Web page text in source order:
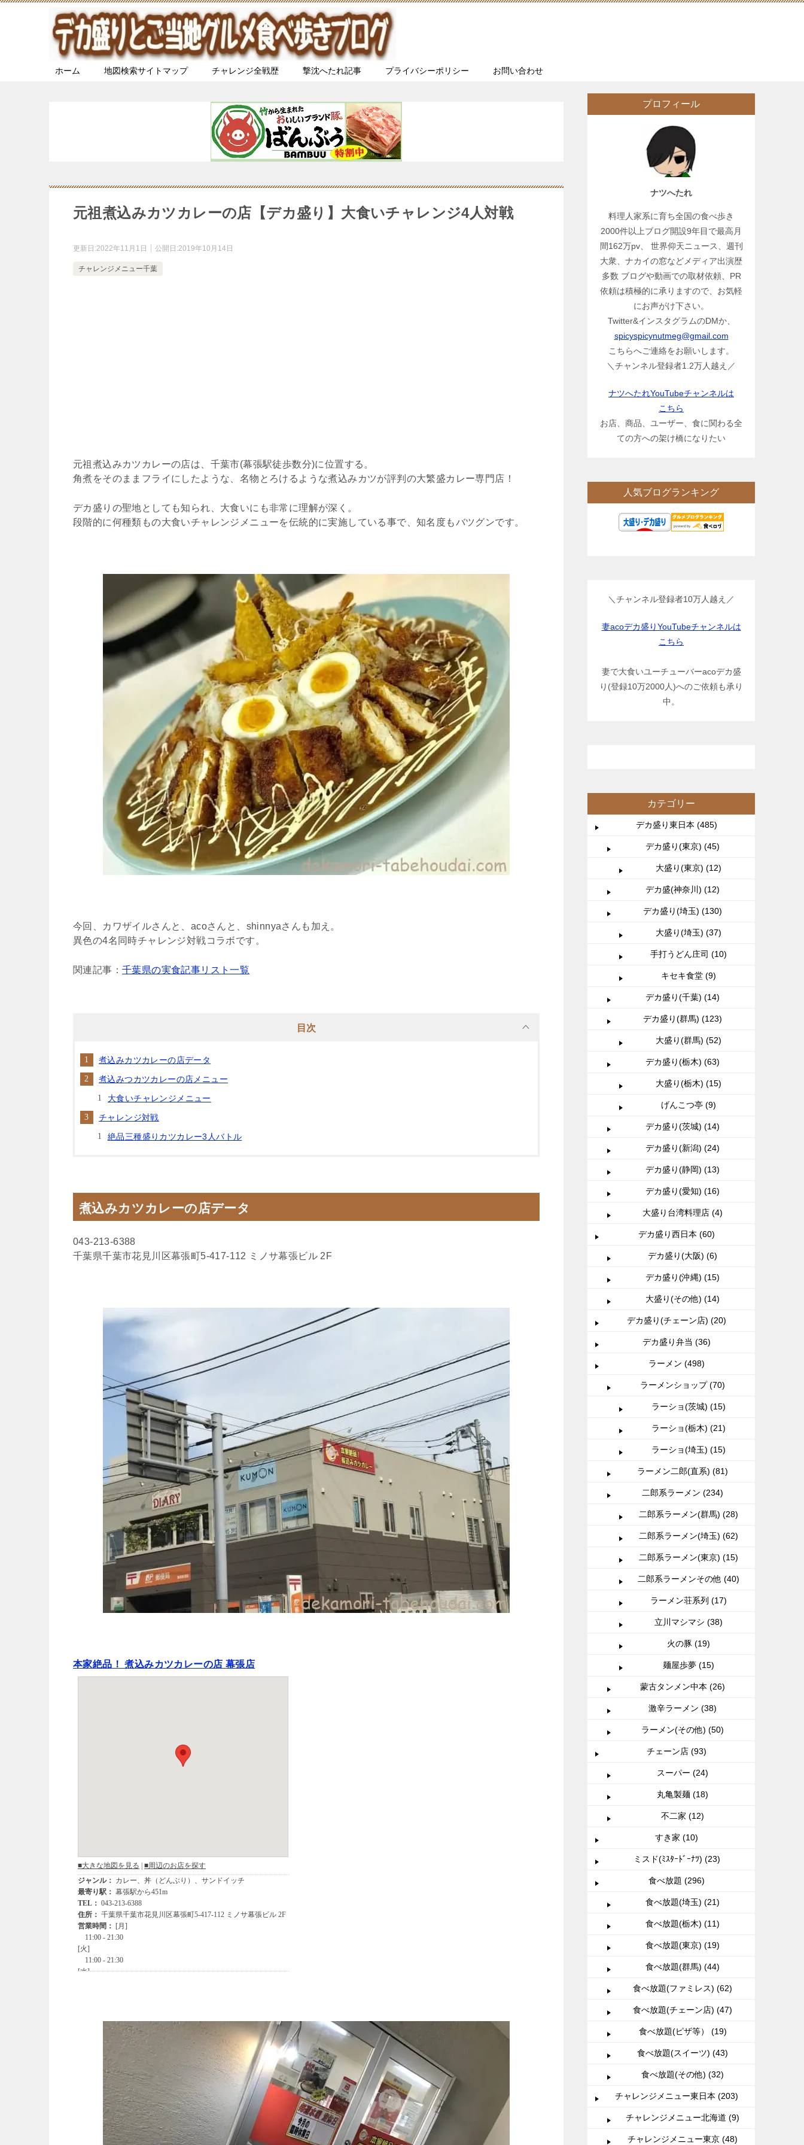
ホーム 地図検索サイトマップ チャレンジ全戦歴 撃沈へたれ記事 プライバシーポリシー お問い合わせ
元祖煮込みカツカレーの店【デカ盛り】大食いチャレンジ4人対戦
更新日:2022年11月1日 公開日:2019年10月14日
チャレンジメニュー千葉
元祖煮込みカツカレーの店は、千葉市(幕張駅徒歩数分)に位置する。
角煮をそのままフライにしたような、名物とろけるような煮込みカツが評判の大繁盛カレー専門店！
デカ盛りの聖地としても知られ、大食いにも非常に理解が深く。
段階的に何種類もの大食いチャレンジメニューを伝統的に実施している事で、知名度もバツグンです。
今回、カワザイルさんと、acoさんと、shinnyaさんも加え。
異色の4名同時チャレンジ対戦コラボです。
関連記事： 千葉県の実食記事リスト一覧
目次
煮込みカツカレーの店データ
煮込みつカツカレーの店メニュー
大食いチャレンジメニュー
チャレンジ対戦
絶品三種盛りカツカレー3人バトル
煮込みカツカレーの店データ
043-213-6388
千葉県千葉市花見川区幕張町5-417-112 ミノサ幕張ビル 2F
本家絶品！ 煮込みカツカレーの店 幕張店
プロフィール
ナツへたれ
料理人家系に育ち全国の食べ歩き
2000件以上ブログ開設9年目で最高月
間162万pv、 世界仰天ニュース、週刊
大衆、ナカイの窓などメディア出演歴
多数 ブログや動画での取材依頼、PR
依頼は積極的に承りますので、お気軽
にお声がけ下さい。
Twitter&インスタグラムのDMか、
spicyspicynutmeg@gmail.com
こちらへご連絡をお願いします。
＼チャンネル登録者1.2万人越え／
ナツへたれYouTubeチャンネルは
こちら
お店、商品、ユーザー、食に関わる全
ての方への架け橋になりたい
人気ブログランキング
＼チャンネル登録者10万人越え／
妻acoデカ盛りYouTubeチャンネルは
こちら
妻で大食いユーチューバーacoデカ盛
り(登録10万2000人)へのご依頼も承り
中。
カテゴリー
デカ盛り東日本 (485)
デカ盛り(東京) (45)
大盛り(東京) (12)
デカ盛(神奈川) (12)
デカ盛り(埼玉) (130)
大盛り(埼玉) (37)
手打うどん庄司 (10)
キセキ食堂 (9)
デカ盛り(千葉) (14)
デカ盛り(群馬) (123)
大盛り(群馬) (52)
デカ盛り(栃木) (63)
大盛り(栃木) (15)
げんこつ亭 (9)
デカ盛り(茨城) (14)
デカ盛り(新潟) (24)
デカ盛り(静岡) (13)
デカ盛り(愛知) (16)
大盛り台湾料理店 (4)
デカ盛り西日本 (60)
デカ盛り(大阪) (6)
デカ盛り(沖縄) (15)
大盛り(その他) (14)
デカ盛り(チェーン店) (20)
デカ盛り弁当 (36)
ラーメン (498)
ラーメンショップ (70)
ラーショ(茨城) (15)
ラーショ(栃木) (21)
ラーショ(埼玉) (15)
ラーメン二郎(直系) (81)
二郎系ラーメン (234)
二郎系ラーメン(群馬) (28)
二郎系ラーメン(埼玉) (62)
二郎系ラーメン(東京) (15)
二郎系ラーメンその他 (40)
ラーメン荘系列 (17)
立川マシマシ (38)
火の豚 (19)
麺屋歩夢 (15)
蒙古タンメン中本 (26)
激辛ラーメン (38)
ラーメン(その他) (50)
チェーン店 (93)
スーパー (24)
丸亀製麺 (18)
不二家 (12)
すき家 (10)
ミスド(ﾐｽﾀｰﾄﾞｰﾅﾂ) (23)
食べ放題 (296)
食べ放題(埼玉) (21)
食べ放題(栃木) (11)
食べ放題(東京) (19)
食べ放題(群馬) (44)
食べ放題(ファミレス) (62)
食べ放題(チェーン店) (47)
食べ放題(ピザ等） (19)
食べ放題(スイーツ) (43)
食べ放題(その他) (32)
チャレンジメニュー東日本 (203)
チャレンジメニュー北海道 (9)
チャレンジメニュー東京 (48)